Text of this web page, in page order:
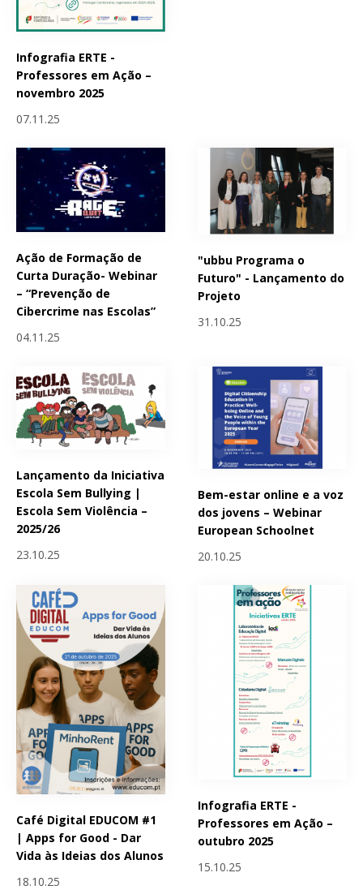
Infografia ERTE -
Professores em Ação –
novembro 2025
07.11.25
Ação de Formação de
Curta Duração- Webinar
– “Prevenção de
Cibercrime nas Escolas”
04.11.25
"ubbu Programa o
Futuro" - Lançamento do
Projeto
31.10.25
Lançamento da Iniciativa
Escola Sem Bullying |
Escola Sem Violência –
2025/26
23.10.25
Bem-estar online e a voz
dos jovens – Webinar
European Schoolnet
20.10.25
Café Digital EDUCOM #1
| Apps for Good - Dar
Vida às Ideias dos Alunos
18.10.25
Infografia ERTE -
Professores em Ação –
outubro 2025
15.10.25